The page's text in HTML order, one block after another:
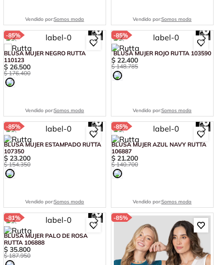
Vendido por:Somos moda Vendido por:Somos moda
-85%
BLUSA MUJER NEGRO RUTTA
110123
$ 26.500
$ 176.400
Vendido por:Somos moda
-85%
BLUSA MUJER ROJO RUTTA 103590
$ 22.400
$ 148.785
Vendido por:Somos moda
-85%
BLUSA MUJER ESTAMPADO RUTTA
107350
$ 23.200
$ 154.350
Vendido por:Somos moda
-85%
BLUSA MUJER AZUL NAVY RUTTA
106887
$ 21.200
$ 140.700
Vendido por:Somos moda
-81%
BLUSA MUJER PALO DE ROSA
RUTTA 106888
$ 35.800
$ 187.950
-85%